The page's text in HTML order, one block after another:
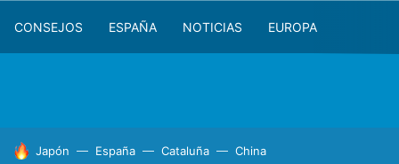
CONSEJOS ESPAÑA NOTICIAS EUROPA
HOY SE HABLA DE
Japón España Cataluña China